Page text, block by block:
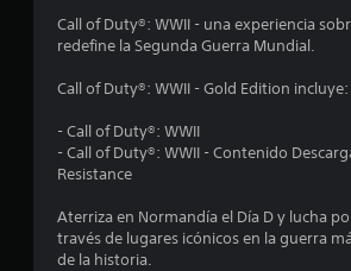
Call of Duty®: WWII - una experiencia
redefine la Segunda Guerra Mundial.
Call of Duty®: WWII - Gold Edition incluye:
- Call of Duty®: WWII
- Call of Duty®: WWII - Contenido
Resistance
Aterriza en Normandía el Día D y lucha
través de lugares icónicos en la guerra
de la historia.